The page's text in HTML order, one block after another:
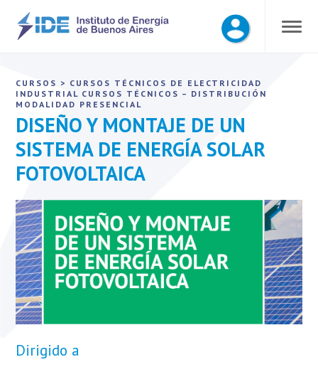
CURSOS > CURSOS TÉCNICOS DE ELECTRICIDAD
INDUSTRIAL CURSOS TÉCNICOS – DISTRIBUCIÓN
MODALIDAD PRESENCIAL
DISEÑO Y MONTAJE DE UN
SISTEMA DE ENERGÍA SOLAR
FOTOVOLTAICA
Dirigido a